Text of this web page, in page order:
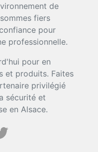
de
fiers
pour
professionnelle.
pour en
et produits. Faites
privilégié
sécurité et
en Alsace.